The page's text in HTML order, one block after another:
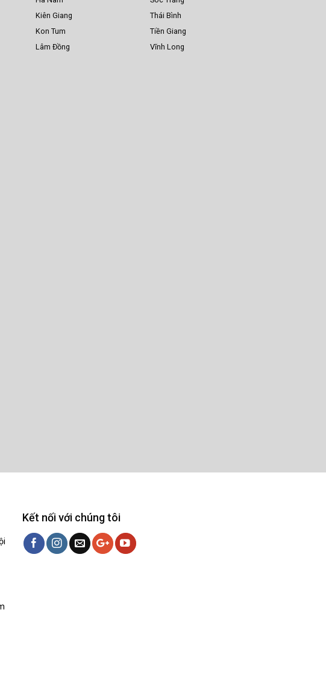
Kiên Giang
Kon Tum
Lâm Đồng
Thái Bình
Tiền Giang
Vĩnh Long
Kết nối với chúng tôi